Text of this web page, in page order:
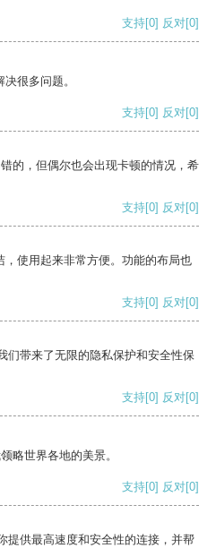
支持[0] 反对[0]
很多问题。
支持[0] 反对[0]
的，但偶尔也会出现卡顿的情况，希
支持[0] 反对[0]
使用起来非常方便。功能的布局也
支持[0] 反对[0]
们带来了无限的隐私保护和安全性保
支持[0] 反对[0]
略世界各地的美景。
支持[0] 反对[0]
提供最高速度和安全性的连接，并帮